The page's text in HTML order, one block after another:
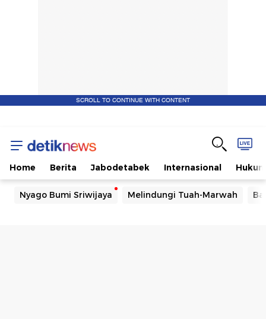
SCROLL TO CONTINUE WITH CONTENT
Home Berita Jabodetabek Internasional Hukum
Nyago Bumi Sriwijaya Melindungi Tuah-Marwah